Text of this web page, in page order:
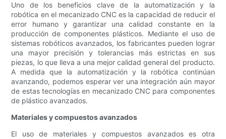
Uno de los beneficios clave de la automatización y la
robótica en el mecanizado CNC es la capacidad de reducir el
error humano y garantizar una calidad constante en la
producción de componentes plásticos. Mediante el uso de
sistemas robóticos avanzados, los fabricantes pueden lograr
una mayor precisión y tolerancias más estrictas en sus
piezas, lo que lleva a una mejor calidad general del producto.
A medida que la automatización y la robótica continúan
avanzando, podemos esperar ver una integración aún mayor
de estas tecnologías en mecanizado CNC para componentes
de plástico avanzados.
Materiales y compuestos avanzados
El uso de materiales y compuestos avanzados es otra